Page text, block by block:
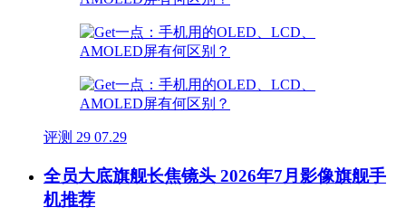
评测 29 07.29
全员大底旗舰长焦镜头 2026年7月影像旗舰手
机推荐